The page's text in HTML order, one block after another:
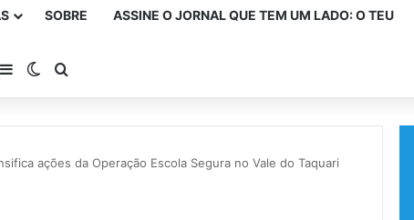
SOBRE ASSINE O JORNAL QUE TEM UM LADO: O TEU
Barra Lateral
Switch skin
ações da Operação Escola Segura no Vale do Taquari